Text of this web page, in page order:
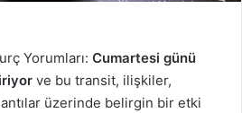
Yorumları: Cumartesi günü
ve bu transit, ilişkiler,
üzerinde belirgin bir etki